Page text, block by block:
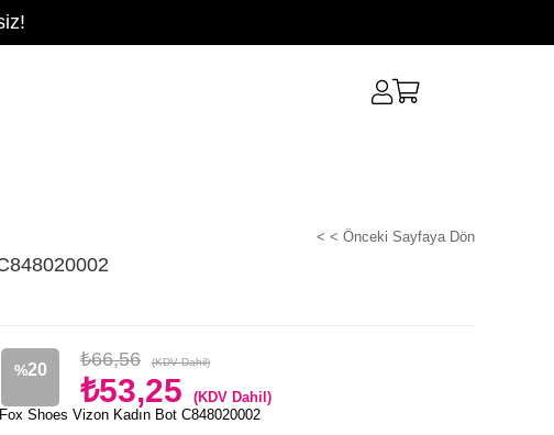
< < Önceki Sayfaya Dön
%20
İndirim
₺66,56 (KDV Dahil)
₺53,25 (KDV Dahil)
Fox Shoes Vizon Kadın Bot C848020002